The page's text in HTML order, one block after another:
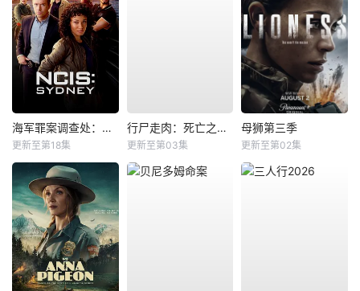
海军罪案调查处：悉尼第三季
更新至第18集
行尸走肉：死亡之城第三季
更新至第03集
母狮第三季
更新至第02集